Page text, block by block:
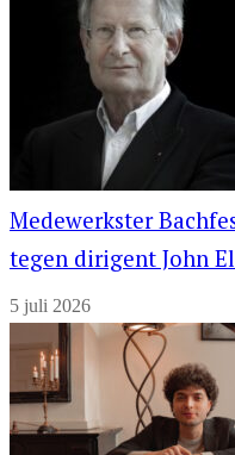
Medewerkster
tegen dirigent John
5 juli 2026